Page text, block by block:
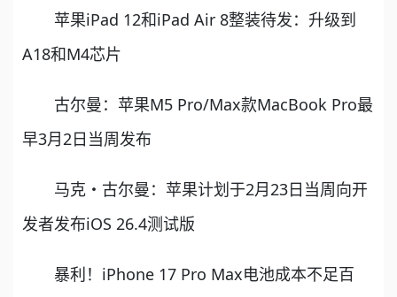
苹果iPad 12和iPad Air 8整装待发：升级到
A18和M4芯片
古尔曼：苹果M5 Pro/Max款MacBook Pro最
早3月2日当周发布
马克・古尔曼：苹果计划于2月23日当周向开
发者发布iOS 26.4测试版
暴利！iPhone 17 Pro Max电池成本不足百